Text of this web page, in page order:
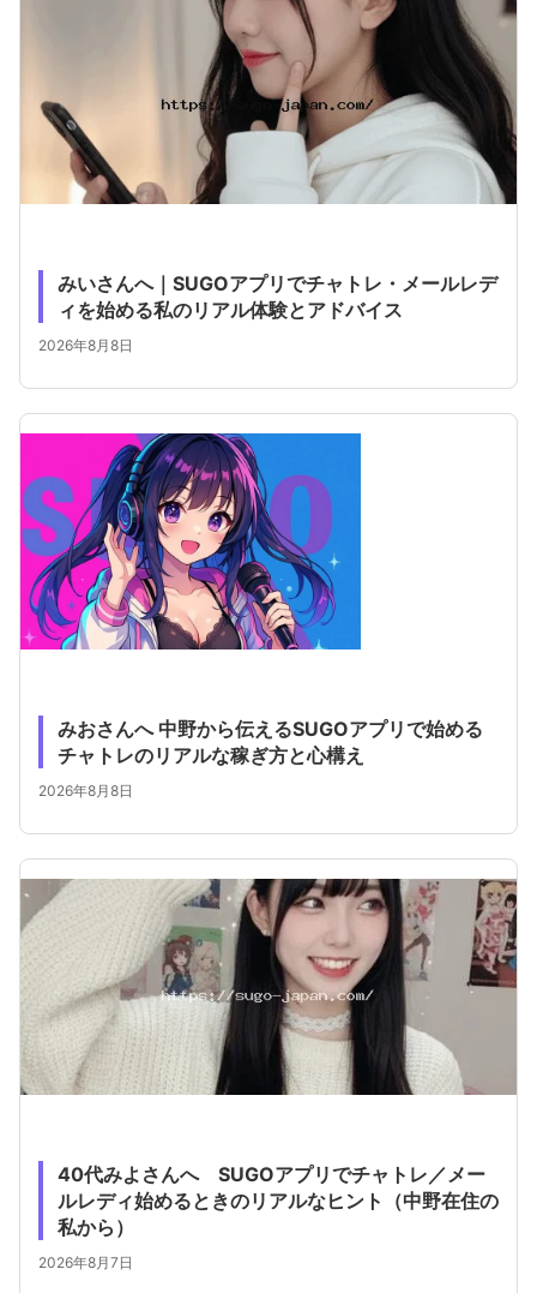
みいさんへ｜SUGOアプリでチャトレ・メールレデ
ィを始める私のリアル体験とアドバイス
2026年8月8日
みおさんへ 中野から伝えるSUGOアプリで始める
チャトレのリアルな稼ぎ方と心構え
2026年8月8日
40代みよさんへ SUGOアプリでチャトレ／メー
ルレディ始めるときのリアルなヒント（中野在住の
私から）
2026年8月7日